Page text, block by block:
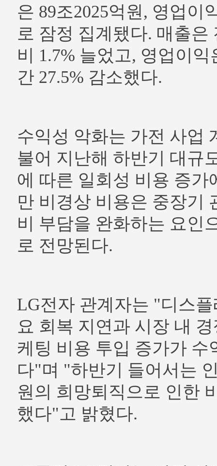
은 89조2025억원, 영업이
로 잠정 집계됐다. 매출은
비 1.7% 늘었고, 영업이익
간 27.5% 감소했다.
수익성 악화는 가전 사업
불어 지난해 하반기 대규
에 따른 일회성 비용 증가
만 비경상 비용은 중장기
비 부담을 완화하는 요인
로 전망된다.
LG전자 관계자는 "디스
요 회복 지연과 시장 내
케팅 비용 투입 증가가 수
다"며 "하반기 들어서는
원의 희망퇴직으로 인한
했다"고 밝혔다.